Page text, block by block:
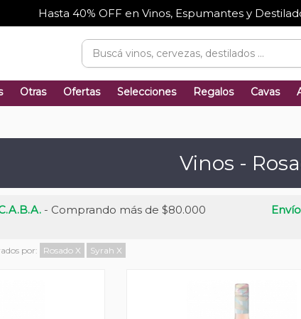
Hasta 40% OFF en Vinos, Espumantes y
Otras Ofertas Selecciones Regalos Cavas
Vinos -
- Comprando más de $80.000
por: Rosado X Syrah X